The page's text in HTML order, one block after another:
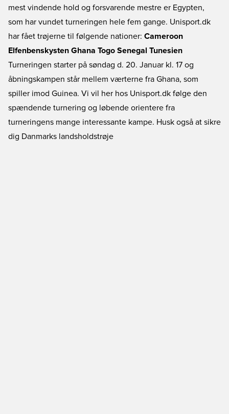
mest vindende hold og forsvarende mestre er Egypten,
som har vundet turneringen hele fem gange. Unisport.dk
har fået trøjerne til følgende nationer: Cameroon
Elfenbenskysten Ghana Togo Senegal Tunesien
Turneringen starter på søndag d. 20. Januar kl. 17 og
åbningskampen står mellem værterne fra Ghana, som
spiller imod Guinea. Vi vil her hos Unisport.dk følge den
spændende turnering og løbende orientere fra
turneringens mange interessante kampe. Husk også at sikre
dig Danmarks landsholdstrøje